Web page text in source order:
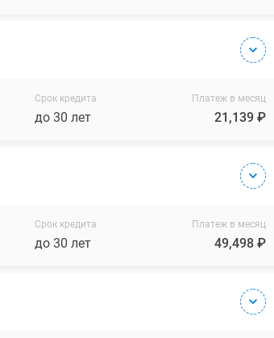
Срок кредита
до 30 лет
Платеж в месяц
21,139 ₽
Срок кредита
до 30 лет
Платеж в месяц
49,498 ₽